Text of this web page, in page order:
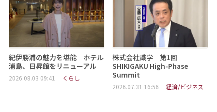
紀伊勝浦の魅力を堪能 ホテル
浦島、日昇館をリニューアル
2026.08.03 09:41 くらし
株式会社識学 第1回
SHIKIGAKU High-Phase
Summit
2026.07.31 16:56 経済/ビジネス